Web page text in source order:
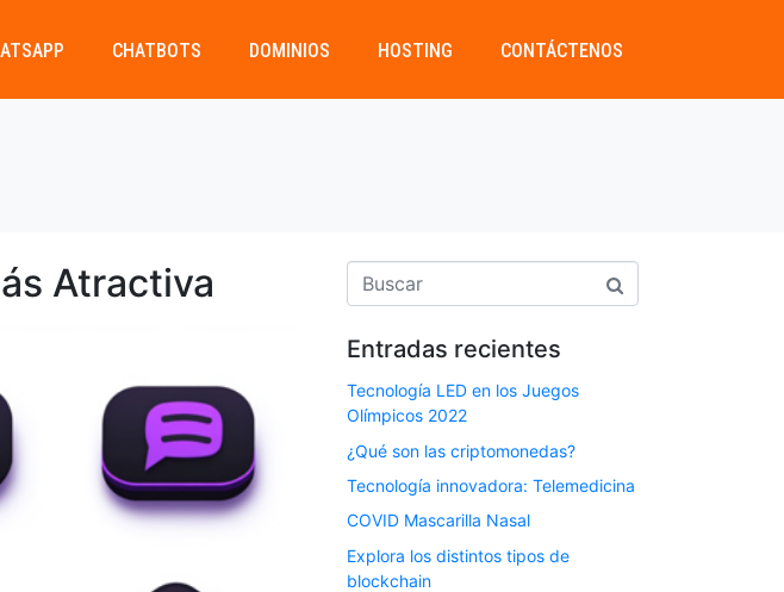
CHATBOTS DOMINIOS HOSTING CONTÁCTENOS
Atractiva
Entradas recientes
Tecnología LED en los Juegos
Olímpicos 2022
¿Qué son las criptomonedas?
Tecnología innovadora: Telemedicina
COVID Mascarilla Nasal
Explora los distintos tipos de
blockchain